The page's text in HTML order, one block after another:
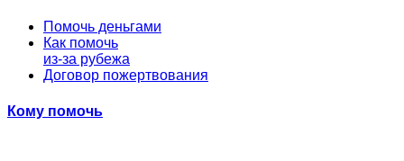
Помочь деньгами
Как помочь
из-за рубежа
Договор пожертвования
Кому помочь